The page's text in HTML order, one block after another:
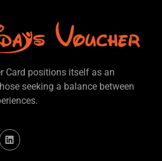
Card positions itself as an
seeking a balance between